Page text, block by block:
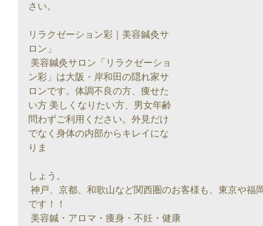
さい。
リラクゼーション彩｜美容鍼灸サ
ロン」
ン彩」は大阪・岸和田の隠れ家サ
ロンです。体調不良の方、痩せた
い方 美しくなりたい方、男女年齢
問わずご利用ください。外見だけ
でなく身体の内部からキレイにな
りま
しょう。
です！！
美容鍼・アロマ・痩身・不妊・健康